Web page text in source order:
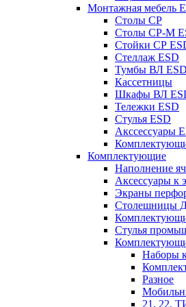
Монтажная мебель
Столы СР
Столы СР-М
Стойки СР
Стеллаж ESD
Тумбы ВЛ ESD
Кассетницы
Шкафы ВЛ
Тележки ESD
Стулья ESD
Акссессуары
Комплектующие
Наполнение
Аксессуары
Экраны
Стулья
Наборы
Разное
21, 22,